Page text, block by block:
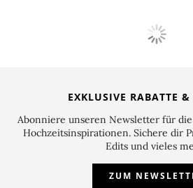
HOCHZEITEN,
New Chic Era. Eine
modernen Looks und
standesamtliche Hochzeit